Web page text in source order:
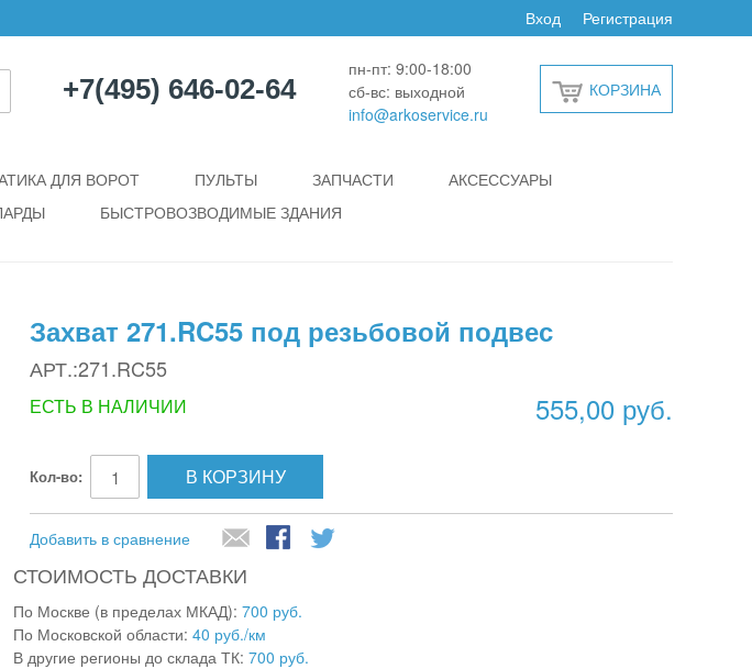
Регистрация
Вход
+7(495) 646-02-64
пн-пт: 9:00-18:00
сб-вс: выходной
info@arkoservice.ru
КОРЗИНА
ДЛЯ ВОРОТ ПУЛЬТЫ ЗАПЧАСТИ
АКСЕССУАРЫ
БЫСТРОВОЗВОДИМЫЕ ЗДАНИЯ
Захват 271.RC55 под резьбовой подвес
АРТ.:271.RC55
555,00 руб.
ЕСТЬ В НАЛИЧИИ
Кол-во: В КОРЗИНУ
Добавить в сравнение
СТОИМОСТЬ ДОСТАВКИ
По Москве (в пределах МКАД): 700 руб.
По Московской области: 40 руб./км
В другие регионы до склада ТК: 700 руб.